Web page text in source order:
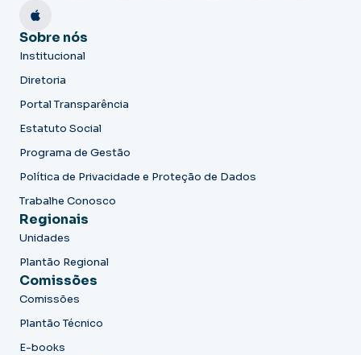
Sobre nós
Institucional
Diretoria
Portal Transparência
Estatuto Social
Programa de Gestão
Política de Privacidade e Proteção de Dados
Trabalhe Conosco
Regionais
Unidades
Plantão Regional
Comissões
Comissões
Plantão Técnico
E-books